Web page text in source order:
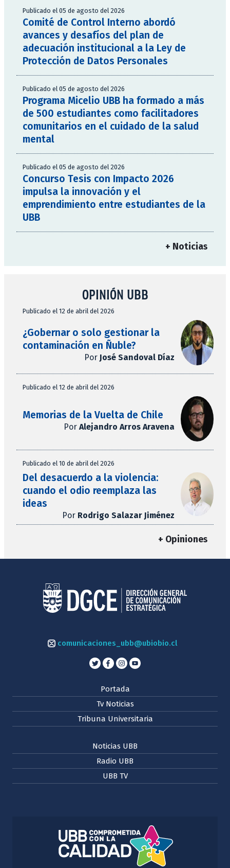
Publicado el 05 de agosto del 2026
Comité de Control Interno abordó
avances y desafíos del plan de
adecuación institucional a la Ley de
Protección de Datos Personales
Publicado el 05 de agosto del 2026
Programa Micelio UBB ha formado a más
de 500 estudiantes como facilitadores
comunitarios en el cuidado de la salud
mental
Publicado el 05 de agosto del 2026
Concurso Tesis con Impacto 2026
impulsa la innovación y el
emprendimiento entre estudiantes de la
UBB
+ Noticias
OPINIÓN UBB
Publicado el 12 de abril del 2026
¿Gobernar o solo gestionar la
contaminación en Ñuble?
Por José Sandoval Díaz
Publicado el 12 de abril del 2026
Memorias de la Vuelta de Chile
Por Alejandro Arros Aravena
Publicado el 10 de abril del 2026
Del desacuerdo a la violencia:
cuando el odio reemplaza las
ideas
Por Rodrigo Salazar Jiménez
+ Opiniones
comunicaciones_ubb@ubiobio.cl
Portada
Tv Noticias
Tribuna Universitaria
Noticias UBB
Radio UBB
UBB TV